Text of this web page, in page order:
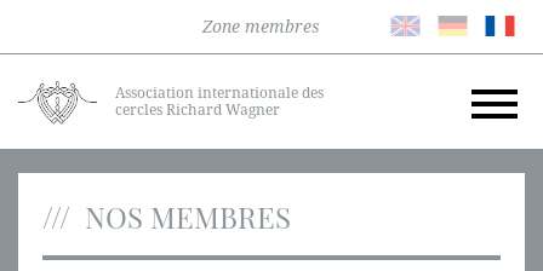
Zone membres
Association internationale des
cercles Richard Wagner
NOS MEMBRES